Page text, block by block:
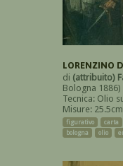
LORENZINO
di (attribuito)
Bologna 1886)
Tecnica: Olio
Misure:
figurativo carta
bologna
olio